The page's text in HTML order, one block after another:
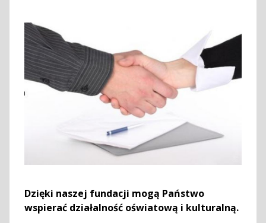
Dzięki naszej fundacji mogą Państwo
wspierać działalność oświatową i kulturalną.